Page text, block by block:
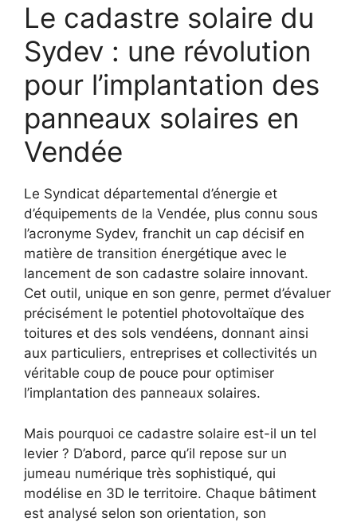
Le cadastre solaire du
Sydev : une révolution
pour l’implantation des
panneaux solaires en
Vendée
Le Syndicat départemental d’énergie et
d’équipements de la Vendée, plus connu sous
l’acronyme Sydev, franchit un cap décisif en
matière de transition énergétique avec le
lancement de son cadastre solaire innovant.
Cet outil, unique en son genre, permet d’évaluer
précisément le potentiel photovoltaïque des
toitures et des sols vendéens, donnant ainsi
aux particuliers, entreprises et collectivités un
véritable coup de pouce pour optimiser
l’implantation des panneaux solaires.
Mais pourquoi ce cadastre solaire est-il un tel
levier ? D’abord, parce qu’il repose sur un
jumeau numérique très sophistiqué, qui
modélise en 3D le territoire. Chaque bâtiment
est analysé selon son orientation, son